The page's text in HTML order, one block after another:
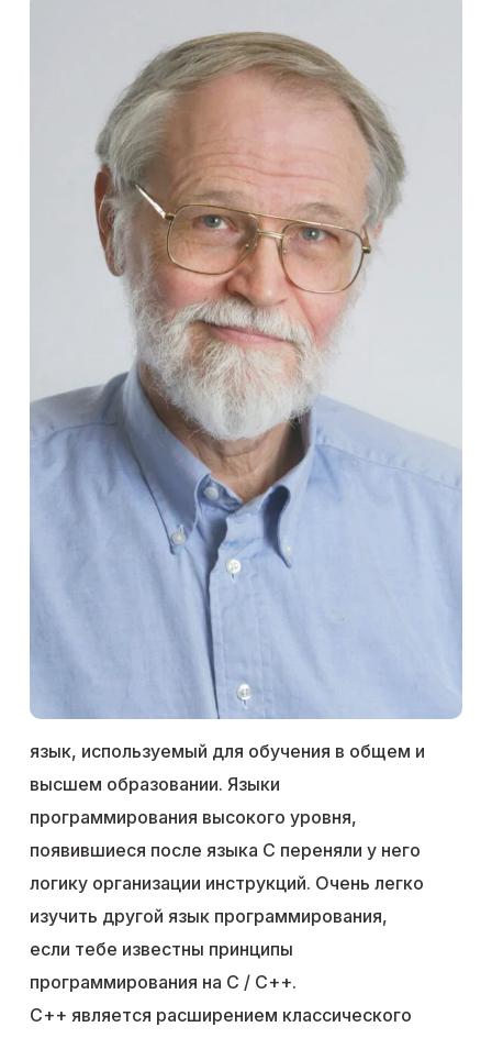
язык, используемый для обучения в общем и
высшем образовании. Языки
программирования высокого уровня,
появившиеся после языка С переняли у него
логику организации инструкций. Очень легко
изучить другой язык программирования,
если тебе известны принципы
программирования на С / С++.
С++ является расширением классического